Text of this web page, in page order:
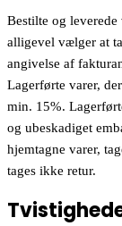
Bestilte og
alligevel vælger at
angivelse af
Lagerførte varer,
min. 15%.
og ubeskadiget
hjemtagne varer,
tages ikke retur.